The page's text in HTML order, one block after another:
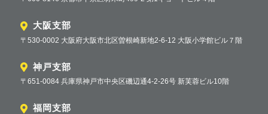
大阪支部
〒530-0002 大阪府大阪市北区曽根崎新地2-6-12 大阪小学館ビル７階
神戸支部
〒651-0084 兵庫県神戸市中央区磯辺通4-2-26号 新芙蓉ビル10階
福岡支部